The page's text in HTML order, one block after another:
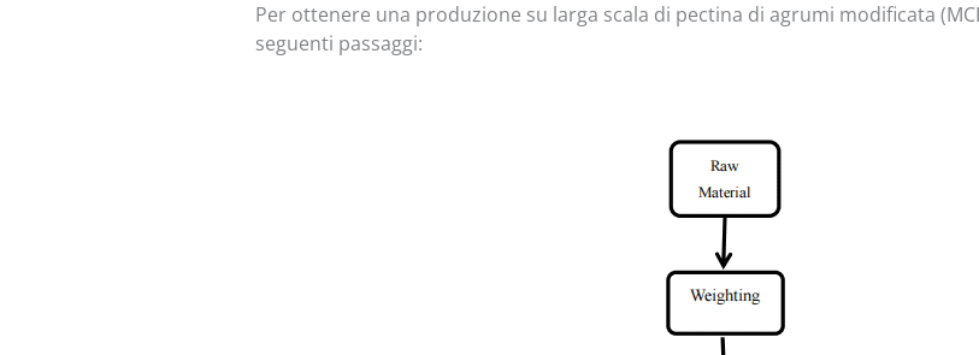
Per ottenere una produzione su larga scala di pectina di agrumi modificata
seguenti passaggi: